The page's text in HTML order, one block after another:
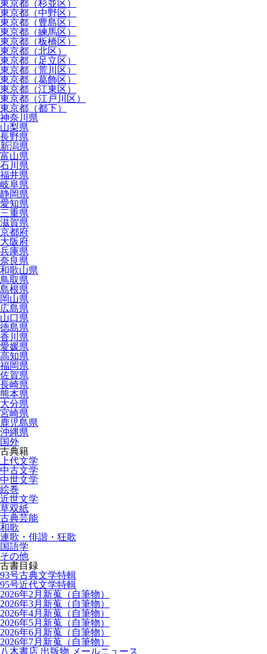
東京都（杉並区）
東京都（中野区）
東京都（豊島区）
東京都（練馬区）
東京都（板橋区）
東京都（北区）
東京都（足立区）
東京都（荒川区）
東京都（葛飾区）
東京都（江東区）
東京都（江戸川区）
東京都（都下）
神奈川県
山梨県
長野県
新潟県
富山県
石川県
福井県
岐阜県
静岡県
愛知県
三重県
滋賀県
京都府
大阪府
兵庫県
奈良県
和歌山県
鳥取県
島根県
岡山県
広島県
山口県
徳島県
香川県
愛媛県
高知県
福岡県
佐賀県
長崎県
熊本県
大分県
宮崎県
鹿児島県
沖縄県
国外
古典籍
上代文学
中古文学
中世文学
絵巻
近世文学
草双紙
古典芸能
和歌
連歌・俳諧・狂歌
国語学
その他
古書目録
93号古典文学特輯
95号近代文学特輯
2026年2月新蒐（自筆物）
2026年3月新蒐（自筆物）
2026年4月新蒐（自筆物）
2026年5月新蒐（自筆物）
2026年6月新蒐（自筆物）
2026年7月新蒐（自筆物）
八木書店 出版物 メールニュース